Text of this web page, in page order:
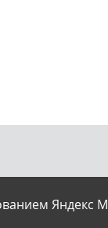
Яндекс